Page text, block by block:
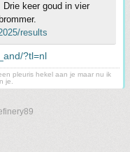
Drie keer goud in vier
results
?tl=nl
pleuris hekel aan je maar nu ik
je.